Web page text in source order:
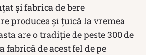
și fabrica de bere
producea și țuică la vremea
are o tradiție de peste 300 de
fabrică de acest fel de pe